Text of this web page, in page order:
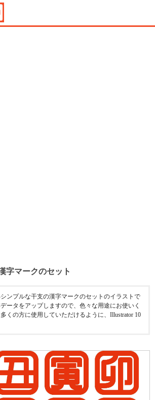
字マークのセット
ンプルな干支の漢字マークのセットのイラストで
ータをアップしますので、色々な用途にお使いく
くの方に使用していただけるように、Illustrator 10